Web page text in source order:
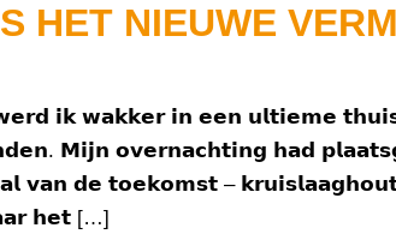
HET NIEUWE
𝗶𝗸 𝘄𝗮𝗸𝗸𝗲𝗿 𝗶𝗻 𝗲𝗲𝗻 𝘂𝗹𝘁𝗶𝗲𝗺𝗲
𝗠𝗶𝗷𝗻 𝗼𝘃𝗲𝗿𝗻𝗮𝗰𝗵𝘁𝗶𝗻𝗴 𝗵𝗮𝗱
𝘃𝗮𝗻 𝗱𝗲 𝘁𝗼𝗲𝗸𝗼𝗺𝘀𝘁 –
𝗵𝗲𝘁 […]